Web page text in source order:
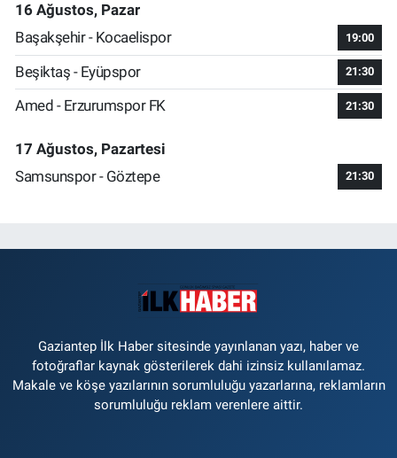
16 Ağustos, Pazar
Başakşehir - Kocaelispor
19:00
Beşiktaş - Eyüpspor 21:30
Amed - Erzurumspor FK 21:30
17 Ağustos, Pazartesi
Samsunspor - Göztepe
21:30
Gaziantep İlk Haber sitesinde yayınlanan yazı, haber ve
fotoğraflar kaynak gösterilerek dahi izinsiz kullanılamaz.
Makale ve köşe yazılarının sorumluluğu yazarlarına, reklamların
sorumluluğu reklam verenlere aittir.